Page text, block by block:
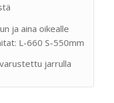
ja aina oikealle
L-660 S-550mm
jarrulla